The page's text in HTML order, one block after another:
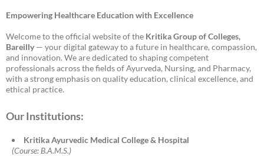
Empowering Healthcare Education with Excellence
Welcome to the official website of the Kritika Group of Colleges,
Bareilly — your digital gateway to a future in healthcare, compassion,
and innovation. We are dedicated to shaping competent
professionals across the fields of Ayurveda, Nursing, and Pharmacy,
with a strong emphasis on quality education, clinical excellence, and
ethical practice.
Our Institutions:
Kritika Ayurvedic Medical College & Hospital
(Course: B.A.M.S.)